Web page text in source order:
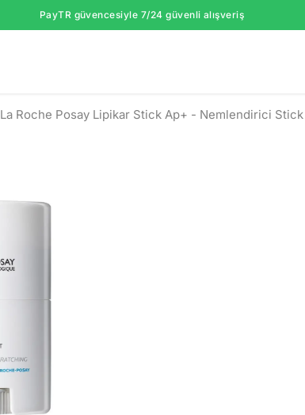
PayTR güvencesiyle 7/24 güvenli alışveriş
La Roche Posay Lipikar Stick Ap+ - Nemlendirici Stick